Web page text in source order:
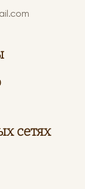
сетях